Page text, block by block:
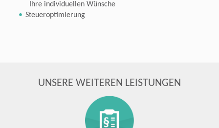
Ihre individuellen Wünsche
Steueroptimierung
UNSERE WEITEREN LEISTUNGEN